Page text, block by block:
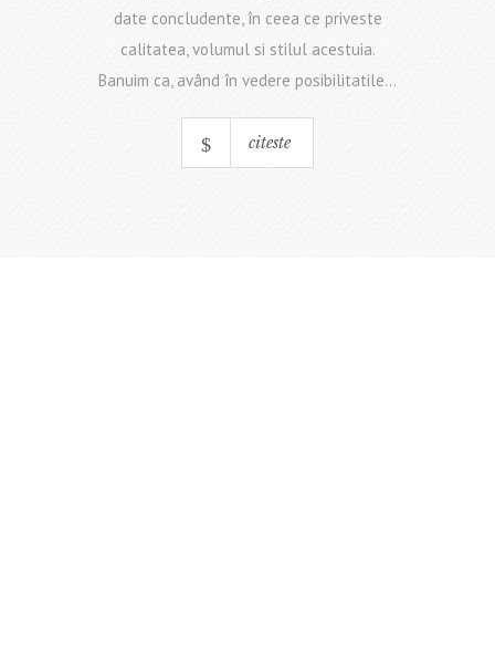
date concludente, în ceea ce priveste
calitatea, volumul si stilul acestuia.
Banuim ca, având în vedere posibilitatile...
citeste